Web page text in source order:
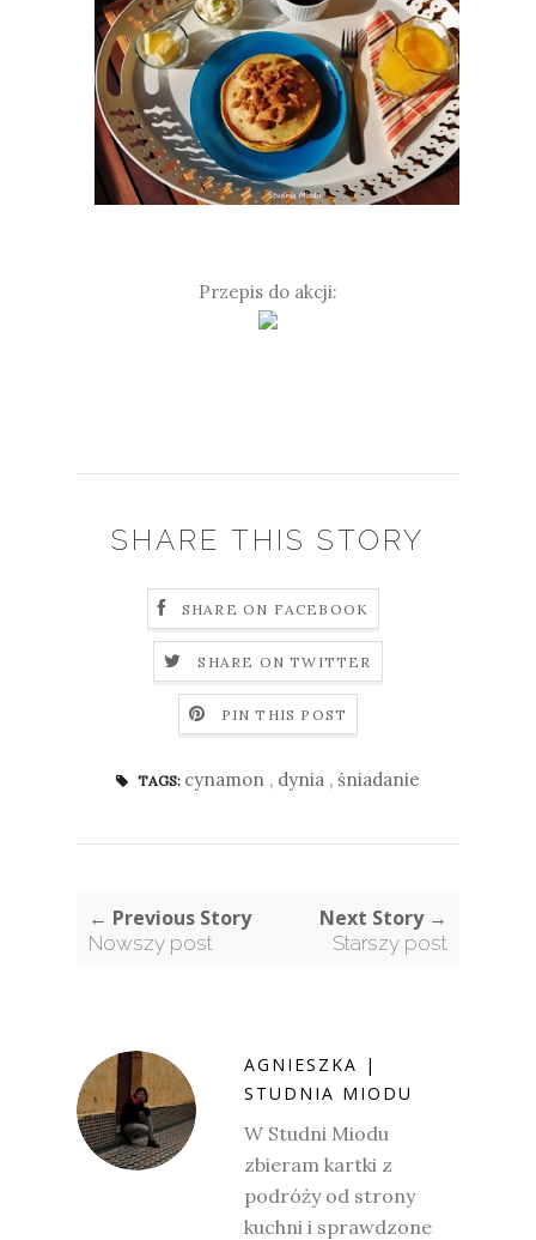
Przepis do akcji:
SHARE THIS STORY
SHARE ON FACEBOOK
SHARE ON TWITTER
PIN THIS POST
TAGS: cynamon , dynia , śniadanie
← Previous Story
Nowszy post
Next Story →
Starszy post
AGNIESZKA |
STUDNIA MIODU
W Studni Miodu
zbieram kartki z
podróży od strony
kuchni i sprawdzone